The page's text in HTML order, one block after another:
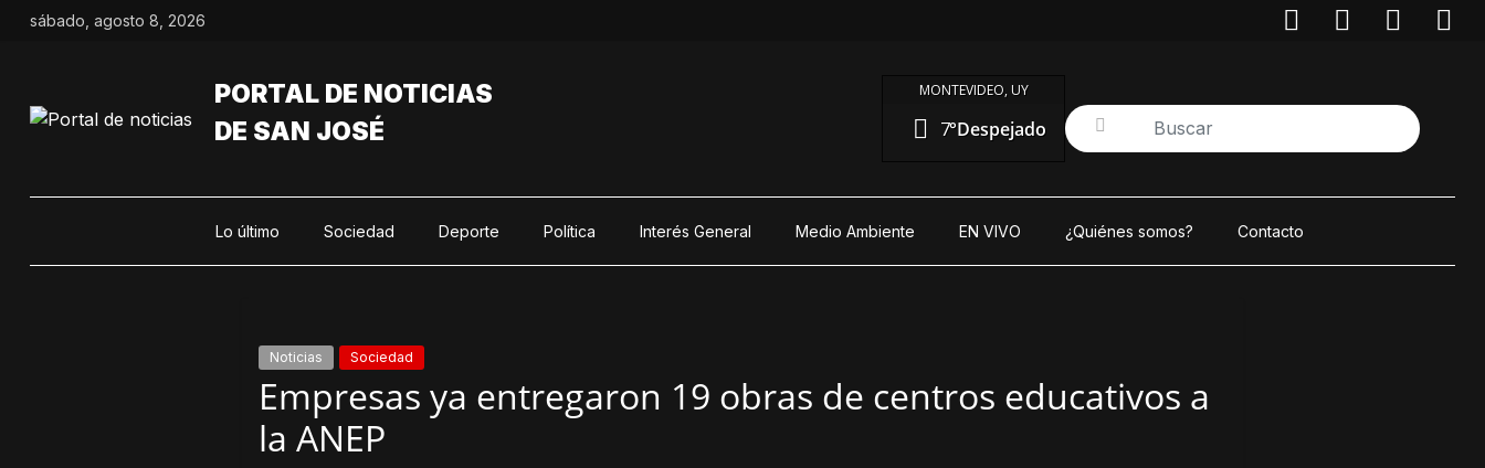
Saltarsábado, agosto 8, 2026
PORTAL DE NOTICIAS
DE SAN JOSÉ
MONTEVIDEO, UY
7°Despejado
Lo último Sociedad Deporte Política Interés General Medio Ambiente EN VIVO ¿Quiénes somos? Contacto
Noticias Sociedad
Empresas ya entregaron 19 obras de centros educativos a
la ANEP